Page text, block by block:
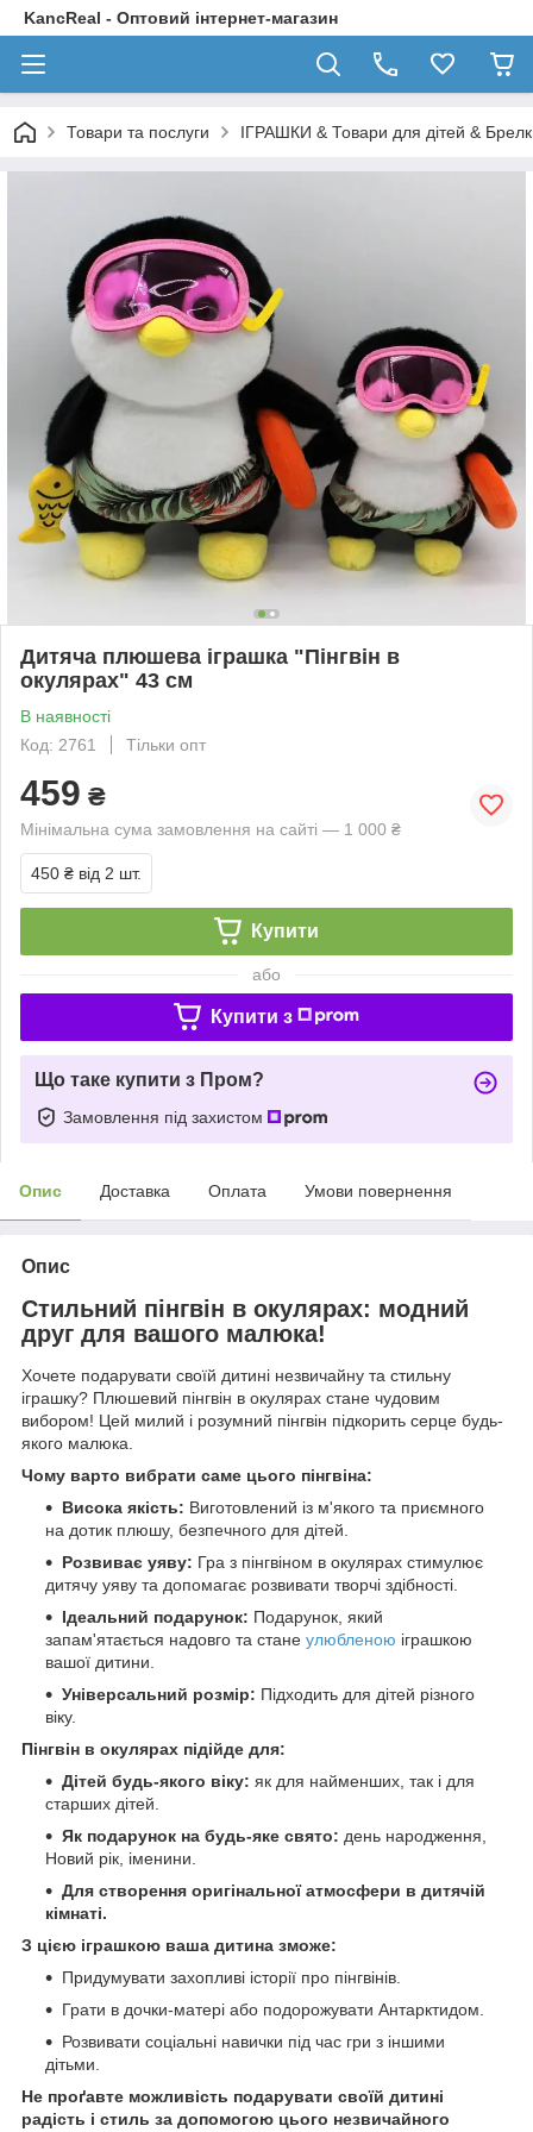
KancReal - Оптовий інтернет-магазин
Товари та послуги ІГРАШКИ & Товари для дітей &
Дитяча плюшева іграшка "Пінгвін в
окулярах" 43 см
В наявності
Код: 2761
Тільки опт
459 ₴
Мінімальна сума замовлення на сайті — 1 000 ₴
450 ₴ від 2 шт.
Купити
або
Купити з
Що таке купити з Пром?
Замовлення під захистом
Опис Доставка Оплата Умови повернення
Опис
Стильний пінгвін в окулярах: модний
друг для вашого малюка!
Хочете подарувати своїй дитині незвичайну та стильну
іграшку? Плюшевий пінгвін в окулярах стане чудовим
вибором! Цей милий і розумний пінгвін підкорить серце будь-
якого малюка.
Чому варто вибрати саме цього пінгвіна:
Висока якість: Виготовлений із м'якого та приємного
на дотик плюшу, безпечного для дітей.
Розвиває уяву: Гра з пінгвіном в окулярах стимулює
дитячу уяву та допомагає розвивати творчі здібності.
Ідеальний подарунок: Подарунок, який
запам'ятається надовго та стане улюбленою іграшкою
вашої дитини.
Універсальний розмір: Підходить для дітей різного
віку.
Пінгвін в окулярах підійде для:
Дітей будь-якого віку: як для найменших, так і для
старших дітей.
Як подарунок на будь-яке свято: день народження,
Новий рік, іменини.
Для створення оригінальної атмосфери в дитячій
кімнаті.
З цією іграшкою ваша дитина зможе:
Придумувати захопливі історії про пінгвінів.
Грати в дочки-матері або подорожувати Антарктидом.
Розвивати соціальні навички під час гри з іншими
дітьми.
Не проґавте можливість подарувати своїй дитині
радість і стиль за допомогою цього незвичайного